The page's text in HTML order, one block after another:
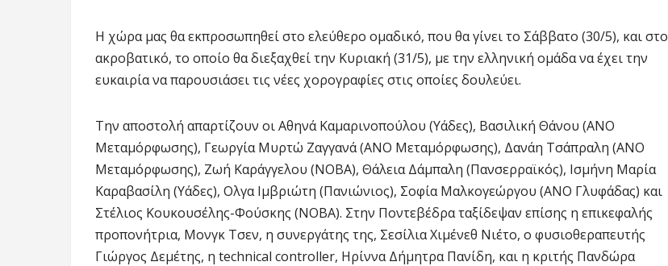
Η χώρα μας θα εκπροσωπηθεί στο ελεύθερο ομαδικό, που θα γίνει το Σάββατο (30/5), και στο
ακροβατικό, το οποίο θα διεξαχθεί την Κυριακή (31/5), με την ελληνική ομάδα να έχει την
ευκαιρία να παρουσιάσει τις νέες χορογραφίες στις οποίες δουλεύει.
Την αποστολή απαρτίζουν οι Αθηνά Καμαρινοπούλου (Υάδες), Βασιλική Θάνου (ΑΝΟ
Μεταμόρφωσης), Γεωργία Μυρτώ Ζαγγανά (ΑΝΟ Μεταμόρφωσης), Δανάη Τσάπραλη (ΑΝΟ
Μεταμόρφωσης), Ζωή Καράγγελου (ΝΟΒΑ), Θάλεια Δάμπαλη (Πανσερραϊκός), Ισμήνη Μαρία
Καραβασίλη (Υάδες), Ολγα Ιμβριώτη (Πανιώνιος), Σοφία Μαλκογεώργου (ΑΝΟ Γλυφάδας) και
Στέλιος Κουκουσέλης-Φούσκης (ΝΟΒΑ). Στην Ποντεβέδρα ταξίδεψαν επίσης η επικεφαλής
προπονήτρια, Μονγκ Τσεν, η συνεργάτης της, Σεσίλια Χιμένεθ Νιέτο, ο φυσιοθεραπευτής
Γιώργος Δεμέτης, η technical controller, Ηρίννα Δήμητρα Πανίδη, και η κριτής Πανδώρα